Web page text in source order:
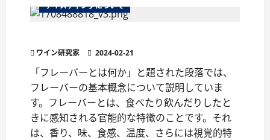
語
『辛
実
つ
て
さ
ら
に
読
む
テイスティングについて
ワイン研究家 2024-02-21
「フレーバーとは何か」と題された段落では、
フレーバーの基本概念について説明していま
す。フレーバーとは、食べたり飲んだりしたと
きに感知される官能的な特徴のことです。それ
は、香り、味、食感、温度、さらには視覚的特